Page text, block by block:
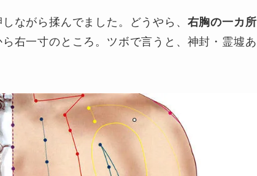
ながら揉んでました。どうやら、 右胸の一カ所
右一寸のところ。ツボで言うと、神封・霊墟あ